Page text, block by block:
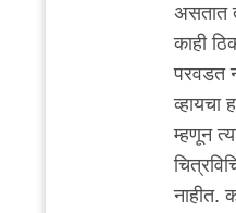
विंट्रेस्टिंग
असतात
काही
परवडत
व्हायचा
म्हणून
नाहीत.